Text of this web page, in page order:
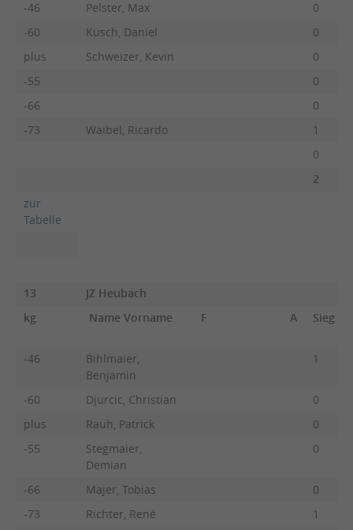
-46 Pelster, Max
0
-60
Kusch, Daniel
0
plus
Schweizer, Kevin
0
-55
0
-66
0
-73
Waibel, Ricardo
1
0
2
zur
Tabelle
13
JZ Heubach
kg
Name Vorname F A Sieg
-46
Bihlmaier,
Benjamin
1
-60 Djurcic, Christian
0
plus
Rauh, Patrick
0
-55
Stegmaier,
Demian
0
-66 Majer, Tobias
0
-73
Richter, René
1